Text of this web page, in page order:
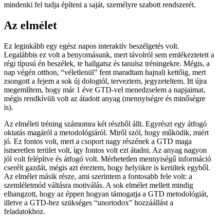
mindenki fel tudja építeni a saját, személyre szabott rendszerét.
Az elmélet
Ez leginkább egy egész napos interaktív beszélgetés volt.
Legalábbis ez volt a benyomásunk, mert távolról sem emlékeztetett a
régi típusú én beszélek, te hallgatsz és tanulsz tréningekre. Mégis, a
nap végén otthon, “véletlenül” fent maradtam hajnali kettőig, mert
zsongott a fejem a sok új dologtól, terveztem, jegyzeteltem. Itt újra
megemlítem, hogy már 1 éve GTD-vel menedzselem a napjaimat,
mégis rendkívüli volt az átadott anyag (mennyiségre és minőségre
is).
Az elméleti tréning számomra két részből állt. Egyrészt egy átfogó
oktatás magáról a metodológiáról. Miről szól, hogy működik, miért
jó. Ez fontos volt, mert a csoport nagy részének a GTD maga
ismeretlen terület volt, így fontos volt ezt átadni. Az anyag nagyon
jól volt felépítve és átfogó volt. Mérhetetlen mennyiségű információ
cserélt gazdát, mégis azt éreztem, hogy helyükre is kerültek egyből.
Az elmélet másik része, ami szerintem a fontosabb fele volt: a
szemléletmód váltásra motiválás. A sok elmélet mellett mindig
elhangzott, hogy az éppen hogyan támogatja a GTD metodológiát,
illetve a GTD-hez szükséges “unortodox” hozzáállást a
feladatokhoz.